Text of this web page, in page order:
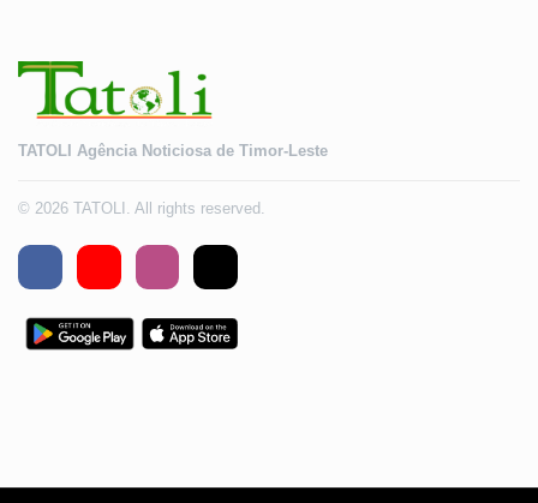
TATOLI Agência Noticiosa de Timor-Leste
© 2026 TATOLI. All rights reserved.